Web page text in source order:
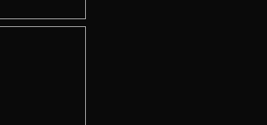
品牌官网定制 · 现场图2